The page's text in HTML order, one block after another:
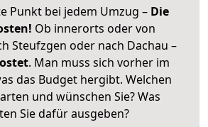
Punkt bei jedem Umzug – Die
Ob innerorts oder von
Steufzgen oder nach Dachau –
. Man muss sich vorher im
das Budget hergibt. Welchen
und wünschen Sie? Was
Sie dafür ausgeben?